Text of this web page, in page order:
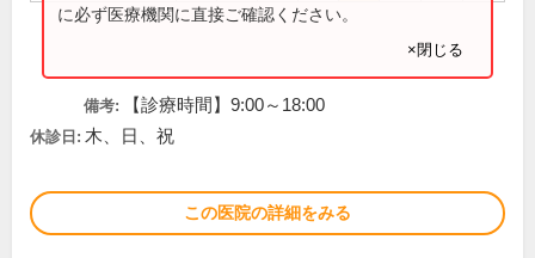
に必ず医療機関に直接ご確認ください。
×閉じる
備考: 【診療時間】9:00～18:00
休診日: 木、日、祝
この医院の詳細をみる